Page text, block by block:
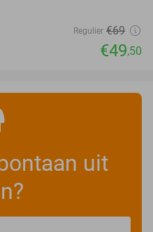
Regulier €69
€49,50
uit